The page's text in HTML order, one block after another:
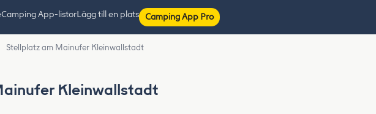
Camping App-listorLägg till en plats Camping App Pro
Stellplatz am Mainufer Kleinwallstadt
Kleinwallstadt